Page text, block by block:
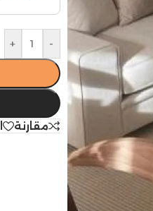
-
+
مقارنة